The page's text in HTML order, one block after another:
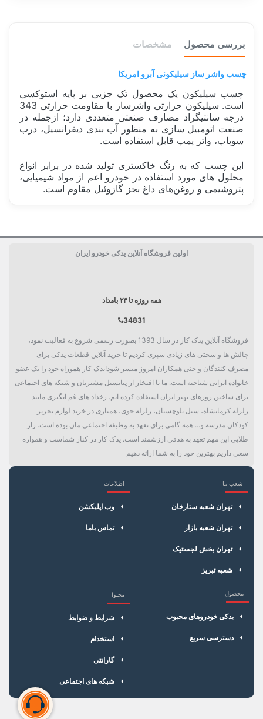
بررسی محصول مشخصات
چسب واشر ساز سیلیکونی آبرو امریکا
چسب سیلیکون یک محصول تک جزیی بر پایه استوکسی
است. سیلیکون حرارتی واشرساز با مقاومت حرارتی 343
درجه سانتیگراد مصارف صنعتی متعددی دارد؛ ازجمله در
صنعت اتومبیل سازی به منظور آب بندی دیفرانسیل، درب
سوپاپ، واتر پمپ قابل استفاده است.
این چسب که به رنگ خاکستری تولید شده در برابر انواع
محلول های مورد استفاده در خودرو اعم از مواد شیمیایی،
پتروشیمی و روغن‌های داغ بجز گازوئیل مقاوم است.
85 گرم
اولین فروشگاه آنلاین یدکی خودرو ایران
همه روزه تا ۲۴ بامداد
34831
فروشگاه آنلاین یدک کار در سال 1393 بصورت رسمی شروع به فعالیت نمود،
چالش ها و سختی های زیادی سپری کردیم تا خرید آنلاین قطعات یدکی برای
مصرف کنندگان و حتی همکاران امروز میسر شود!یدک کار هموراه خود را یک عضو
خانواده ایرانی شناخته است. ما با افتخار از پتانسیل مشتریان و شبکه های اجتماعی
برای ساختن روزهای بهتر ایران استفاده کرده ایم. رخداد های غم انگیزی مانند
زلزله کرمانشاه، سیل بلوچستان، زلزله خوی، همیاری در خرید لوازم تحریر
کودکان مدرسه و... همه گامی برای تعهد به وظیفه اجتماعی مان بوده است. راز
طلایی این مهم تعهد به هدفی ارزشمند است. یدک کار در کنار شماست و همواره
سعی داریم بهترین خود را به شما ارائه دهیم
شعب ما
تهران شعبه ستارخان
تهران شعبه بازار
تهران بخش لجستیک
شعبه تبریز
اطلاعات
وب اپلیکشن
تماس باما
محصول
یدکی خودروهای محبوب
دسترسی سریع
محتوا
شرایط و ضوابط
استخدام
گارانتی
شبکه های اجتماعی
×